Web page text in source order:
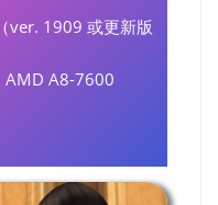
ver. 1909 或更新版
A8-7600